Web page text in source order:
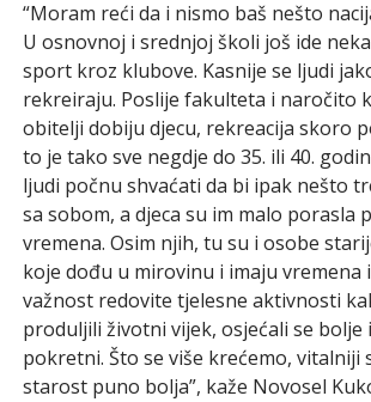
“Moram reći da i nismo baš nešto
U osnovnoj i srednjoj školi još ide
sport kroz klubove. Kasnije se ljudi
rekreiraju. Poslije fakulteta i naročito
obitelji dobiju djecu, rekreacija skoro
to je tako sve negdje do 35. ili 40.
ljudi počnu shvaćati da bi ipak nešto
sa sobom, a djeca su im malo porasla
vremena. Osim njih, tu su i osobe
koje dođu u mirovinu i imaju vremena
važnost redovite tjelesne aktivnosti
produljili životni vijek, osjećali se bolje
pokretni. Što se više krećemo, vitalniji
starost puno bolja”, kaže Novosel